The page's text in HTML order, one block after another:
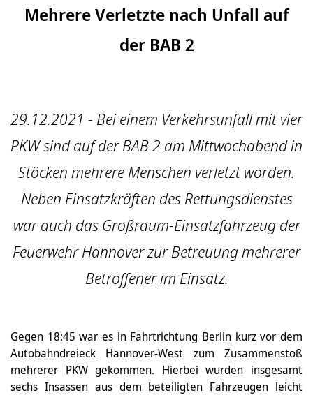
Mehrere Verletzte nach Unfall auf
der BAB 2
29.12.2021 - Bei einem Verkehrsunfall mit vier
PKW sind auf der BAB 2 am Mittwochabend in
Stöcken mehrere Menschen verletzt worden.
Neben Einsatzkräften des Rettungsdienstes
war auch das Großraum-Einsatzfahrzeug der
Feuerwehr Hannover zur Betreuung mehrerer
Betroffener im Einsatz.
Gegen 18:45 war es in Fahrtrichtung Berlin kurz vor dem
Autobahndreieck Hannover-West zum Zusammenstoß
mehrerer PKW gekommen. Hierbei wurden insgesamt
sechs Insassen aus dem beteiligten Fahrzeugen leicht